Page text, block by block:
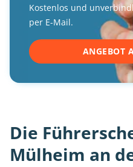
Kostenlos und
per E-Mail.
ANGEBOT
Die
Mülheim an